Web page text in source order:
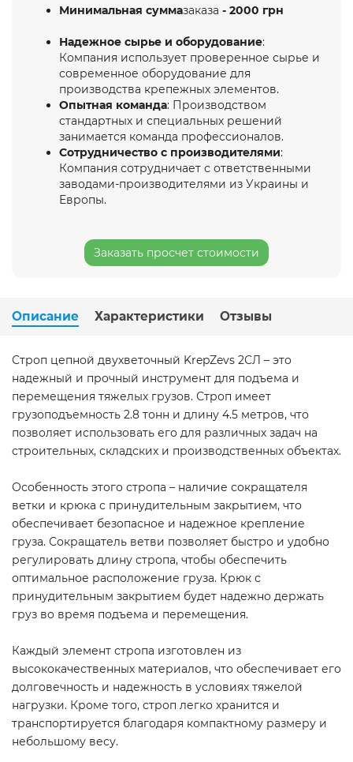
Минимальная суммазаказа - 2000 грн
Надежное сырье и оборудование:
Компания использует проверенное сырье и
современное оборудование для
производства крепежных элементов.
Опытная команда: Производством
стандартных и специальных решений
занимается команда профессионалов.
Сотрудничество с производителями:
Компания сотрудничает с ответственными
заводами-производителями из Украины и
Европы.
Заказать просчет стоимости
Описание Характеристики Отзывы
Строп цепной двухветочный KrepZevs 2СЛ – это
надежный и прочный инструмент для подъема и
перемещения тяжелых грузов. Строп имеет
грузоподъемность 2.8 тонн и длину 4.5 метров, что
позволяет использовать его для различных задач на
строительных, складских и производственных объектах.
Особенность этого стропа – наличие сокращателя
ветки и крюка с принудительным закрытием, что
обеспечивает безопасное и надежное крепление
груза. Сокращатель ветви позволяет быстро и удобно
регулировать длину стропа, чтобы обеспечить
оптимальное расположение груза. Крюк с
принудительным закрытием будет надежно держать
груз во время подъема и перемещения.
Каждый элемент стропа изготовлен из
высококачественных материалов, что обеспечивает его
долговечность и надежность в условиях тяжелой
нагрузки. Кроме того, строп легко хранится и
транспортируется благодаря компактному размеру и
небольшому весу.